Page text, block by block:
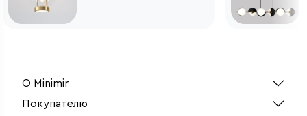
О Minimir
Покупателю